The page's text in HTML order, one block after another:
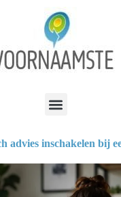
advies inschakelen bij